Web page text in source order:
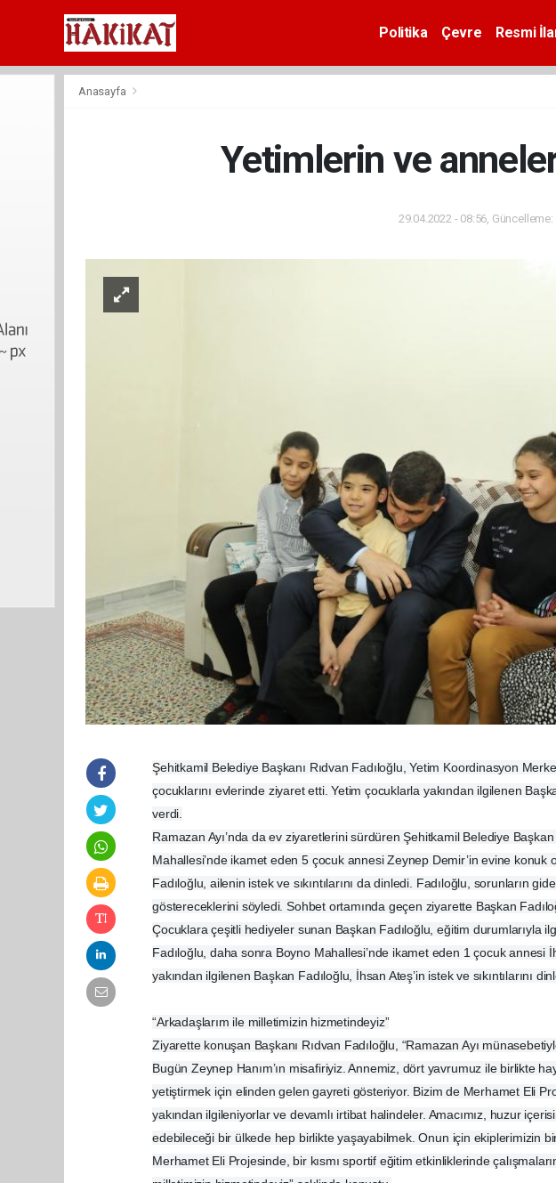
Politika Çevre Resmi
Anasayfa
Yetimlerin ve
29.04.2022 - 08:56,
Şehitkamil Belediye Başkanı Rıdvan Fadıloğlu, Yetim Koordinasyon
çocuklarını evlerinde ziyaret etti. Yetim çocuklarla yakından ilgilenen
verdi.
Ramazan Ayı’nda da ev ziyaretlerini sürdüren Şehitkamil Belediye
Mahallesi’nde ikamet eden 5 çocuk annesi Zeynep Demir’in evine konuk
Fadıloğlu, ailenin istek ve sıkıntılarını da dinledi. Fadıloğlu, sorunların
göstereceklerini söyledi. Sohbet ortamında geçen ziyarette Başkan
Çocuklara çeşitli hediyeler sunan Başkan Fadıloğlu, eğitim durumlarıyla
Fadıloğlu, daha sonra Boyno Mahallesi’nde ikamet eden 1 çocuk annesi
yakından ilgilenen Başkan Fadıloğlu, İhsan Ateş’in istek ve sıkıntılarını
“Arkadaşlarım ile milletimizin hizmetindeyiz”
Ziyarette konuşan Başkanı Rıdvan Fadıloğlu, “Ramazan Ayı
Bugün Zeynep Hanım’ın misafiriyiz. Annemiz, dört yavrumuz ile birlikte
yetiştirmek için elinden gelen gayreti gösteriyor. Bizim de Merhamet Eli
yakından ilgileniyorlar ve devamlı irtibat halindeler. Amacımız, huzur
edebileceği bir ülkede hep birlikte yaşayabilmek. Onun için ekiplerimizin
Merhamet Eli Projesinde, bir kısmı sportif eğitim etkinliklerinde